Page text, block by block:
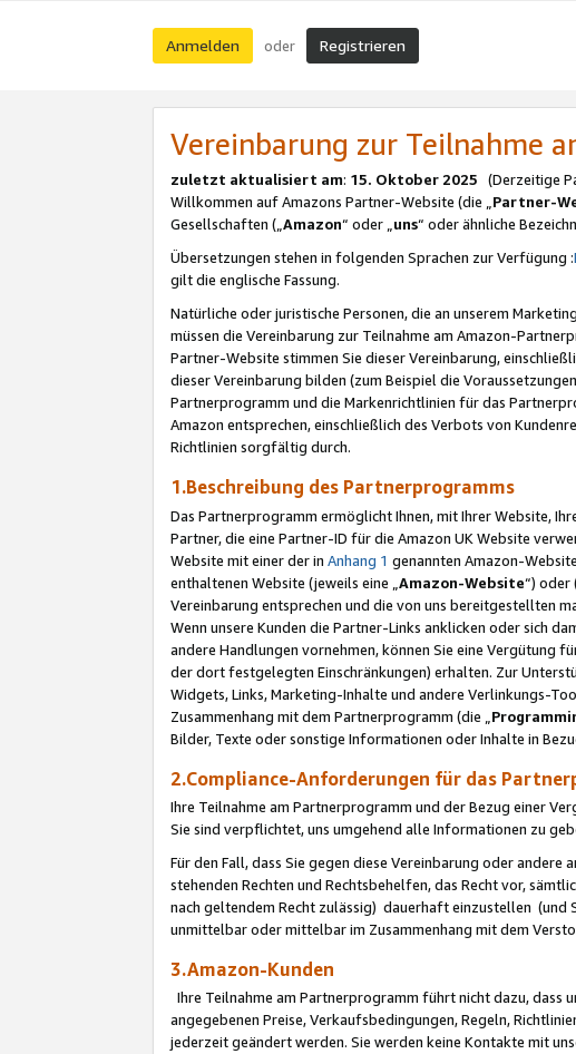
Anmelden oder Registrieren
Vereinbarung zur Teilnahme
zuletzt aktualisiert am: 15. Oktober 2025 (Derzeitige
Willkommen auf Amazons Partner-Website (die „Partner-
Gesellschaften („Amazon“ oder „uns“ oder ähnliche
Übersetzungen stehen in folgenden Sprachen zur Verfügung :
gilt die englische Fassung.
Natürliche oder juristische Personen, die an unserem
müssen die Vereinbarung zur Teilnahme am Amazon-
Partner-Website stimmen Sie dieser Vereinbarung,
dieser Vereinbarung bilden (zum Beispiel die
Partnerprogramm und die Markenrichtlinien für das
Amazon entsprechen, einschließlich des Verbots von
Richtlinien sorgfältig durch.
1.Beschreibung des Partnerprogramms
Das Partnerprogramm ermöglicht Ihnen, mit Ihrer Website,
Partner, die eine Partner-ID für die Amazon UK Website
Website mit einer der in Anhang 1 genannten Amazon-
enthaltenen Website (jeweils eine „ Amazon-Website“) oder
Vereinbarung entsprechen und die von uns bereitgestellten
Wenn unsere Kunden die Partner-Links anklicken oder sich
andere Handlungen vornehmen, können Sie eine Vergütung
der dort festgelegten Einschränkungen) erhalten. Zur
Widgets, Links, Marketing-Inhalte und andere Verlinkungs-
Zusammenhang mit dem Partnerprogramm (die „
Bilder, Texte oder sonstige Informationen oder Inhalte in
2.Compliance-Anforderungen für das
Ihre Teilnahme am Partnerprogramm und der Bezug einer
Sie sind verpflichtet, uns umgehend alle Informationen zu
Für den Fall, dass Sie gegen diese Vereinbarung oder
stehenden Rechten und Rechtsbehelfen, das Recht vor,
nach geltendem Recht zulässig) dauerhaft einzustellen (und
unmittelbar oder mittelbar im Zusammenhang mit dem
3.Amazon-Kunden
Ihre Teilnahme am Partnerprogramm führt nicht dazu, dass
angegebenen Preise, Verkaufsbedingungen, Regeln,
jederzeit geändert werden. Sie werden keine Kontakte mit